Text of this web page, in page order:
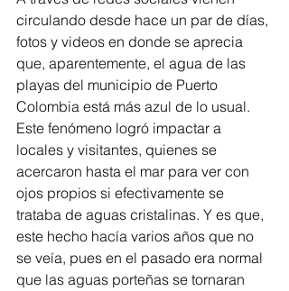
circulando desde hace un par de días,
fotos y videos en donde se aprecia
que, aparentemente, el agua de las
playas del municipio de Puerto
Colombia está más azul de lo usual.
Este fenómeno logró impactar a
locales y visitantes, quienes se
acercaron hasta el mar para ver con
ojos propios si efectivamente se
trataba de aguas cristalinas. Y es que,
este hecho hacía varios años que no
se veía, pues en el pasado era normal
que las aguas porteñas se tornaran